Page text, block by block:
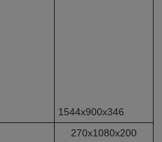
1544х900х346
270х1080х200